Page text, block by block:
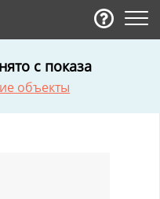
с показа
объекты